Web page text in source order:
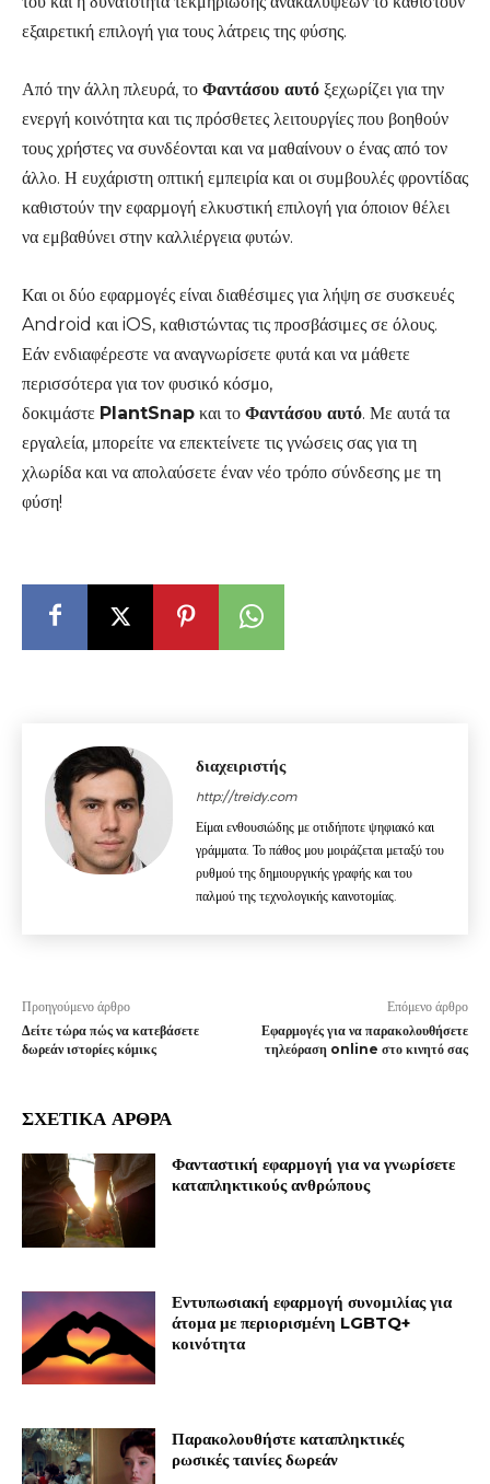
εξαιρετική επιλογή για τους λάτρεις της φύσης.
Από την άλλη πλευρά, το Φαντάσου αυτό ξεχωρίζει για την
ενεργή κοινότητα και τις πρόσθετες λειτουργίες που βοηθούν
τους χρήστες να συνδέονται και να μαθαίνουν ο ένας από τον
άλλο. Η ευχάριστη οπτική εμπειρία και οι συμβουλές φροντίδας
καθιστούν την εφαρμογή ελκυστική επιλογή για όποιον θέλει
να εμβαθύνει στην καλλιέργεια φυτών.
Και οι δύο εφαρμογές είναι διαθέσιμες για λήψη σε συσκευές
Android και iOS, καθιστώντας τις προσβάσιμες σε όλους.
Εάν ενδιαφέρεστε να αναγνωρίσετε φυτά και να μάθετε
περισσότερα για τον φυσικό κόσμο,
δοκιμάστε PlantSnap και το Φαντάσου αυτό. Με αυτά τα
εργαλεία, μπορείτε να επεκτείνετε τις γνώσεις σας για τη
χλωρίδα και να απολαύσετε έναν νέο τρόπο σύνδεσης με τη
φύση!
διαχειριστής
http://treidy.com
Είμαι ενθουσιώδης με οτιδήποτε ψηφιακό και
γράμματα. Το πάθος μου μοιράζεται μεταξύ του
ρυθμού της δημιουργικής γραφής και του
παλμού της τεχνολογικής καινοτομίας.
Προηγούμενο άρθρο
Δείτε τώρα πώς να κατεβάσετε
δωρεάν ιστορίες κόμικς
Επόμενο άρθρο
Εφαρμογές για να παρακολουθήσετε
τηλεόραση online στο κινητό σας
ΣΧΕΤΙΚΑ ΑΡΘΡΑ
Φανταστική εφαρμογή για να γνωρίσετε
καταπληκτικούς ανθρώπους
Εντυπωσιακή εφαρμογή συνομιλίας για
άτομα με περιορισμένη LGBTQ+
κοινότητα
Παρακολουθήστε καταπληκτικές
ρωσικές ταινίες δωρεάν